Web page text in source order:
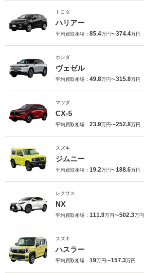
トヨタ
ハリアー
平均買取相場： 85.4万円〜374.4万円
ホンダ
ヴェゼル
平均買取相場： 49.8万円〜315.8万円
マツダ
CX-5
平均買取相場： 23.9万円〜252.8万円
スズキ
ジムニー
平均買取相場： 19.2万円〜188.6万円
レクサス
NX
平均買取相場： 111.9万円〜502.3万円
スズキ
ハスラー
平均買取相場： 19万円〜157.3万円